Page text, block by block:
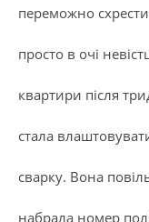
переможно
просто в очі
квартири після
стала
сварку. Вона
набрала номер